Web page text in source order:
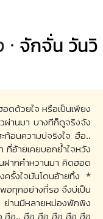
จักจั่น วันวิ
ดด้วยใจ หรือเป็นเพียง
วผ่านมา บางทีก็ดูจริงจัง
ท้อนความบ่จริงใจ ฮือ..
อ้ายเคยบอกย้ำใจหวัง
ฝากคำหวานมา คิดฮอด
รั้งใจมันโดนอ้ายทิ้ง *
อทุกอย่างที่รอ จึงบ่เป็น
ย่านมีหลายหม่องพักพิง
ฮือ.. ฮือ ฮือ ฮือ ฮือ ฮือ